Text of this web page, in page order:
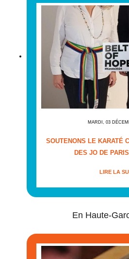
MARDI, 03
SOUTENONS LE KARATÉ
DES JO DE
LIRE LA
En Haute-